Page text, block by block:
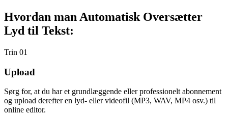
Hvordan man Automatisk Oversætter
Lyd til Tekst:
Trin 01
Upload
Sørg for, at du har et grundlæggende eller professionelt abonnement
og upload derefter en lyd- eller videofil (MP3, WAV, MP4 osv.) til
online editor.